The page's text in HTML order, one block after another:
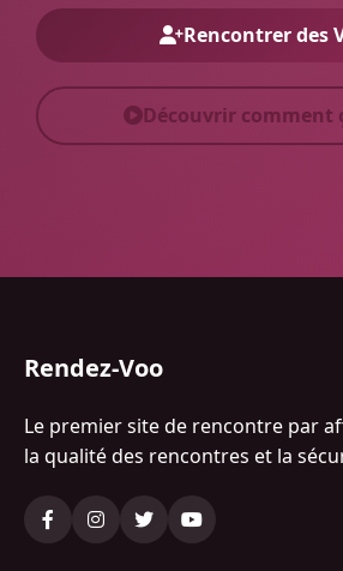
Rencontrer des
Découvrir comment
Rendez-Voo
Le premier site de rencontre par
la qualité des rencontres et la